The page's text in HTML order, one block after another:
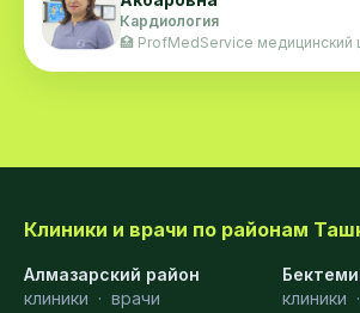
Кардиология
🏥 ProfMedService медицинский
Клиники и врачи по районам
Алмазарский район
клиники · врачи
клиники ·